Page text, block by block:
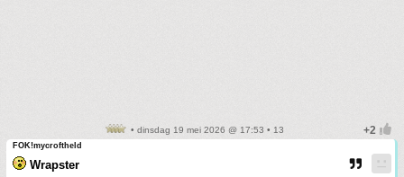
• dinsdag 19 mei 2026 @ 17:53 • 13
FOK!mycroftheld
Wrapster